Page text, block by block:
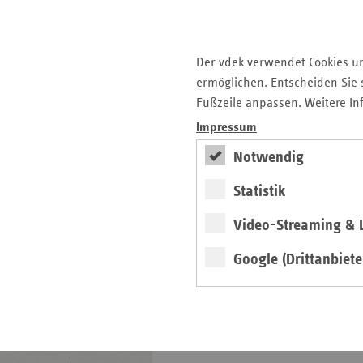
Der vdek verwendet Cookies
ermöglichen. Entscheiden
Fußzeile anpassen. Weitere
Impressum
Notwendig
Statistik
Video-Streaming &
Google
ersatzkasse magazin.
ePaper
weiter
4. Ausgabe 2026